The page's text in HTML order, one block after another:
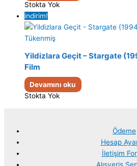
Stokta Yok
indirim!
Tükenmiş
Yildizlara Geçit – Stargate
Film
Devamını oku
Stokta Yok
Ödeme
Hesap
İletişim